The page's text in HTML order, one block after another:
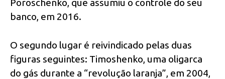
Poroschenko, que assumiu o controle do seu
banco, em 2016.
O segundo lugar é reivindicado pelas duas
figuras seguintes: Timoshenko, uma oligarca
do gás durante a “revolução laranja”, em 2004,